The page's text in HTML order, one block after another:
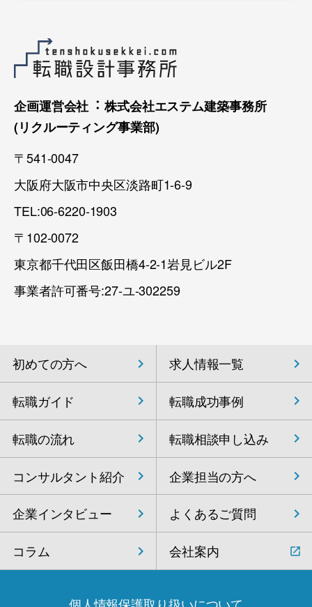
企画運営会社︓ 株式会社エステム建築事務所
(リクルーティング事業部)
〒541-0047
大阪府大阪市中央区淡路町1-6-9
TEL:06-6220-1903
〒102-0072
東京都千代田区飯田橋4-2-1岩見ビル2F
事業者許可番号:27-ユ-302259
初めての方へ 求人情報一覧
転職ガイド 転職成功事例
転職の流れ 転職相談申し込み
コンサルタント紹介 企業担当の方へ
企業インタビュー よくあるご質問
コラム 会社案内